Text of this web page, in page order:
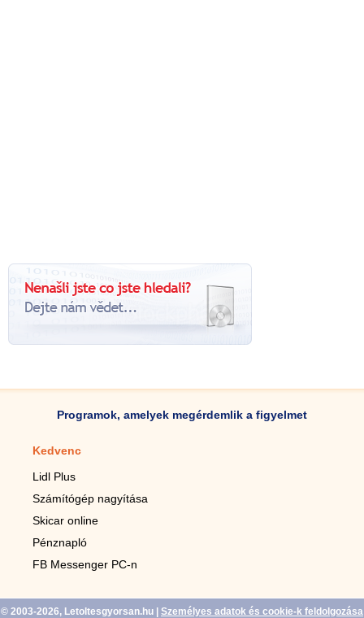
Programok, amelyek megérdemlik a figyelmet
Kedvenc
Lidl Plus
Számítógép nagyítása
Skicar online
Pénznapló
FB Messenger PC-n
© 2003-2026, Letoltesgyorsan.hu Személyes adatok és cookie-k feldolgozása